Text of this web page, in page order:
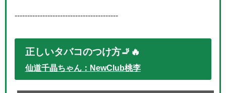
-----------------------------------------
正しいタバコのつけ方🚬🔥
仙道千晶ちゃん：NewClub桃李